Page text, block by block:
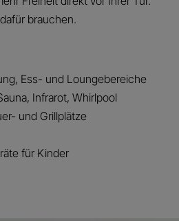
brauchen.
Ess- und Loungebereiche
Infrarot, Whirlpool
und Grillplätze
für Kinder